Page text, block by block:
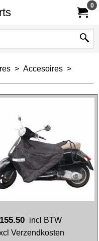
0
> Accesoires >
155.50 incl BTW
Verzendkosten